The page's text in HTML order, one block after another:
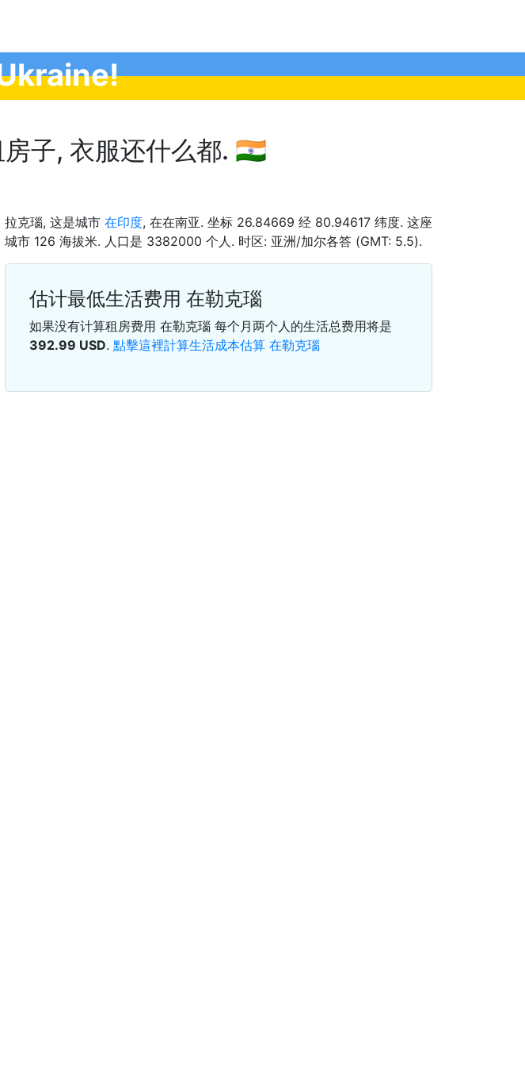
子, 衣服还什么都. 🇮🇳
拉克瑙, 这是城市 在印度, 在在南亚. 坐标 26.84669 经 80.94617 纬度. 这座
城市 126 海拔米. 人口是 3382000 个人. 时区: 亚洲/加尔各答 (GMT: 5.5).
估计最低生活费用 在勒克瑙
如果没有计算租房费用 在勒克瑙 每个月两个人的生活总费用将是
392.99 USD. 點擊這裡計算生活成本估算 在勒克瑙